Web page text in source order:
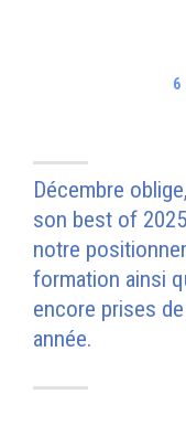
6
Décembre
son best of
notre
formation ainsi
encore prises
année.